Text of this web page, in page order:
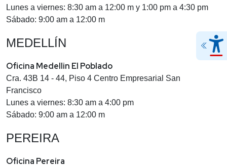
Lunes a viernes: 8:30 am a 12:00 m y 1:00 pm a 4:30 pm
Sábado: 9:00 am a 12:00 m
MEDELLÍN
Oficina Medellin El Poblado
Cra. 43B 14 - 44, Piso 4 Centro Empresarial San
Francisco
Lunes a viernes: 8:30 am a 4:00 pm
Sábado: 9:00 am a 12:00 m
PEREIRA
Oficina Pereira